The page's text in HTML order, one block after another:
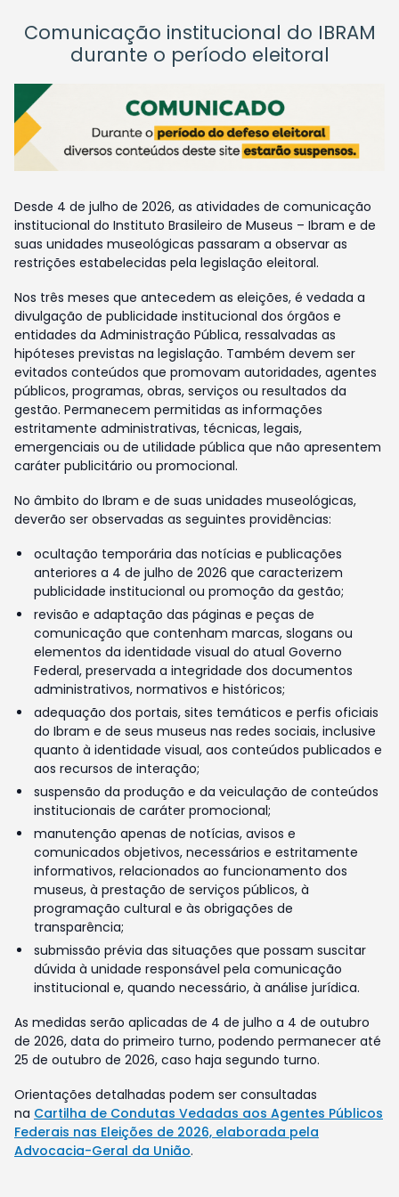
Comunicação institucional do IBRAM
durante o período eleitoral
Desde 4 de julho de 2026, as atividades de comunicação
institucional do Instituto Brasileiro de Museus – Ibram e de
suas unidades museológicas passaram a observar as
restrições estabelecidas pela legislação eleitoral.
Nos três meses que antecedem as eleições, é vedada a
divulgação de publicidade institucional dos órgãos e
entidades da Administração Pública, ressalvadas as
hipóteses previstas na legislação. Também devem ser
evitados conteúdos que promovam autoridades, agentes
públicos, programas, obras, serviços ou resultados da
gestão. Permanecem permitidas as informações
estritamente administrativas, técnicas, legais,
emergenciais ou de utilidade pública que não apresentem
caráter publicitário ou promocional.
No âmbito do Ibram e de suas unidades museológicas,
deverão ser observadas as seguintes providências:
ocultação temporária das notícias e publicações
anteriores a 4 de julho de 2026 que caracterizem
publicidade institucional ou promoção da gestão;
revisão e adaptação das páginas e peças de
comunicação que contenham marcas, slogans ou
elementos da identidade visual do atual Governo
Federal, preservada a integridade dos documentos
administrativos, normativos e históricos;
adequação dos portais, sites temáticos e perfis oficiais
do Ibram e de seus museus nas redes sociais, inclusive
quanto à identidade visual, aos conteúdos publicados e
aos recursos de interação;
suspensão da produção e da veiculação de conteúdos
institucionais de caráter promocional;
manutenção apenas de notícias, avisos e
comunicados objetivos, necessários e estritamente
informativos, relacionados ao funcionamento dos
museus, à prestação de serviços públicos, à
programação cultural e às obrigações de
transparência;
submissão prévia das situações que possam suscitar
dúvida à unidade responsável pela comunicação
institucional e, quando necessário, à análise jurídica.
As medidas serão aplicadas de 4 de julho a 4 de outubro
de 2026, data do primeiro turno, podendo permanecer até
25 de outubro de 2026, caso haja segundo turno.
Orientações detalhadas podem ser consultadas
na Cartilha de Condutas Vedadas aos Agentes Públicos
Federais nas Eleições de 2026, elaborada pela
Advocacia-Geral da União.